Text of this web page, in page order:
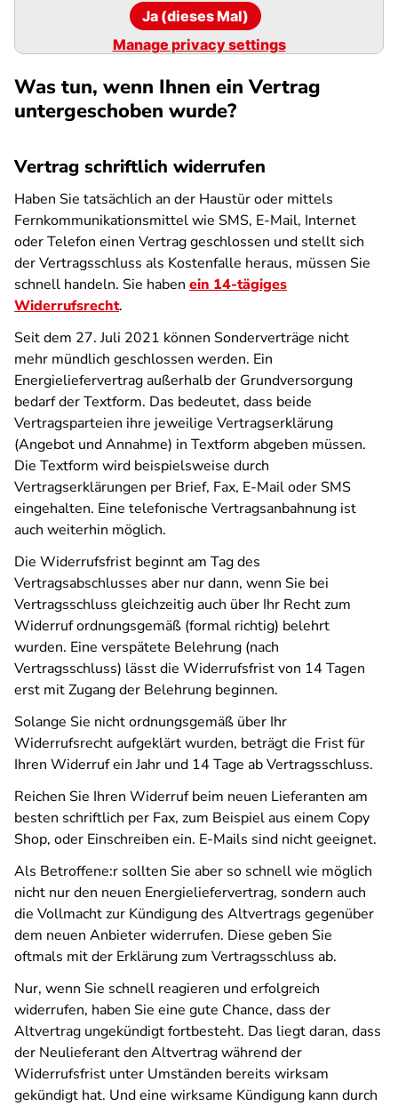
Ja (dieses Mal)
Manage privacy settings
Was tun, wenn Ihnen ein Vertrag
untergeschoben wurde?
Vertrag schriftlich widerrufen
Haben Sie tatsächlich an der Haustür oder mittels
Fernkommunikationsmittel wie SMS, E-Mail, Internet
oder Telefon einen Vertrag geschlossen und stellt sich
der Vertragsschluss als Kostenfalle heraus, müssen Sie
schnell handeln. Sie haben ein 14-tägiges
Widerrufsrecht.
Seit dem 27. Juli 2021 können Sonderverträge nicht
mehr mündlich geschlossen werden. Ein
Energieliefervertrag außerhalb der Grundversorgung
bedarf der Textform. Das bedeutet, dass beide
Vertragsparteien ihre jeweilige Vertragserklärung
(Angebot und Annahme) in Textform abgeben müssen.
Die Textform wird beispielsweise durch
Vertragserklärungen per Brief, Fax, E-Mail oder SMS
eingehalten. Eine telefonische Vertragsanbahnung ist
auch weiterhin möglich.
Die Widerrufsfrist beginnt am Tag des
Vertragsabschlusses aber nur dann, wenn Sie bei
Vertragsschluss gleichzeitig auch über Ihr Recht zum
Widerruf ordnungsgemäß (formal richtig) belehrt
wurden. Eine verspätete Belehrung (nach
Vertragsschluss) lässt die Widerrufsfrist von 14 Tagen
erst mit Zugang der Belehrung beginnen.
Solange Sie nicht ordnungsgemäß über Ihr
Widerrufsrecht aufgeklärt wurden, beträgt die Frist für
Ihren Widerruf ein Jahr und 14 Tage ab Vertragsschluss.
Reichen Sie Ihren Widerruf beim neuen Lieferanten am
besten schriftlich per Fax, zum Beispiel aus einem Copy
Shop, oder Einschreiben ein. E-Mails sind nicht geeignet.
Als Betroffene:r sollten Sie aber so schnell wie möglich
nicht nur den neuen Energieliefervertrag, sondern auch
die Vollmacht zur Kündigung des Altvertrags gegenüber
dem neuen Anbieter widerrufen. Diese geben Sie
oftmals mit der Erklärung zum Vertragsschluss ab.
Nur, wenn Sie schnell reagieren und erfolgreich
widerrufen, haben Sie eine gute Chance, dass der
Altvertrag ungekündigt fortbesteht. Das liegt daran, dass
der Neulieferant den Altvertrag während der
Widerrufsfrist unter Umständen bereits wirksam
gekündigt hat. Und eine wirksame Kündigung kann durch